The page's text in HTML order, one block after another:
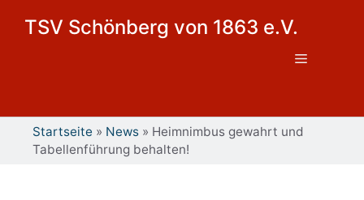
TSV Schönberg von 1863 e.V.
Menü
Startseite » News » Heimnimbus gewahrt und
Tabellenführung behalten!